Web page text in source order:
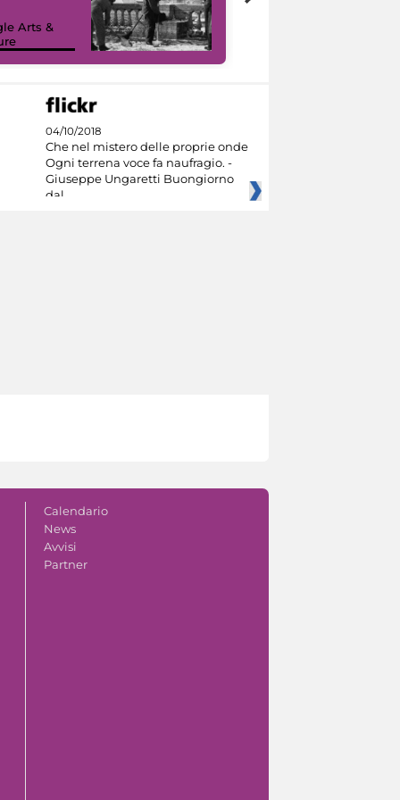
Arts &
04/10/2018
Che nel mistero delle proprie onde
Ogni terrena voce fa naufragio. -
Giuseppe Ungaretti Buongiorno
dal
Calendario
News
Avvisi
Partner